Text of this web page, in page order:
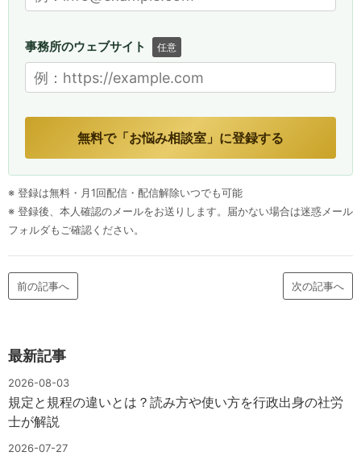
事務所のウェブサイト 任意
無料で「お悩み相談室」に登録する
※ 登録は無料・月1回配信・配信解除いつでも可能
※ 登録後、本人確認のメールをお送りします。届かない場合は迷惑メール
フォルダもご確認ください。
前の記事へ 次の記事へ
最新記事
2026-08-03
規定と規程の違いとは？読み方や使い方を行政出身の社労
士が解説
2026-07-27